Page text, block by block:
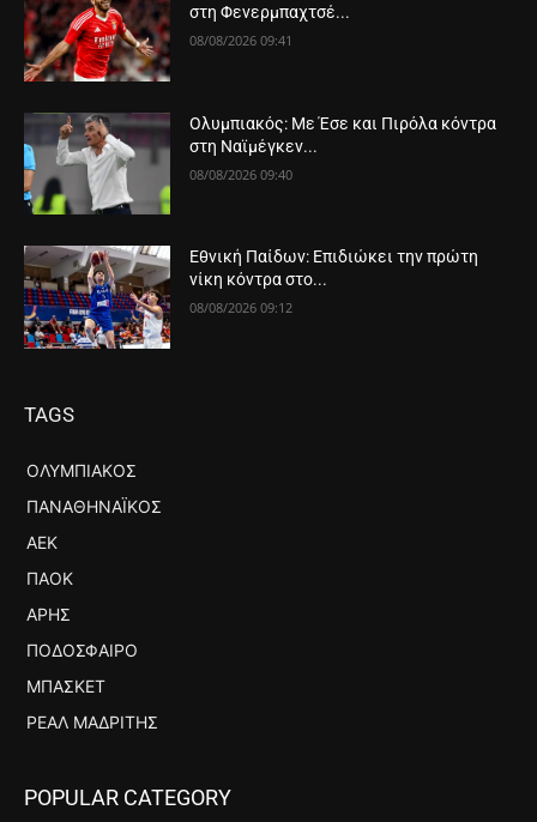
στη Φενερμπαχτσέ...
08/08/2026 09:41
Ολυμπιακός: Με Έσε και Πιρόλα κόντρα
στη Ναϊμέγκεν...
08/08/2026 09:40
Εθνική Παίδων: Επιδιώκει την πρώτη
νίκη κόντρα στο...
08/08/2026 09:12
TAGS
ΟΛΥΜΠΙΑΚΌΣ
ΠΑΝΑΘΗΝΑΪΚΌΣ
ΑΕΚ
ΠΑΟΚ
ΆΡΗΣ
ΠΟΔΌΣΦΑΙΡΟ
ΜΠΆΣΚΕΤ
ΡΕΆΛ ΜΑΔΡΊΤΗΣ
POPULAR CATEGORY